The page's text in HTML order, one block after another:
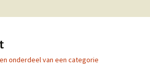
onderdeel van een categorie